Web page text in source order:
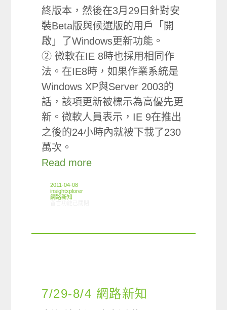
終版本，然後在3月29日針對安
裝Beta版與候選版的用戶「開
啟」了Windows更新功能。
② 微軟在IE 8時也採用相同作
法。在IE8時，如果作業系統是
Windows XP與Server 2003的
話，該項更新被標示為高優先更
新。微軟人員表示，IE 9在推出
之後的24小時內就被下載了230
萬次。
Read more
2011-04-08
insightxplorer
網路新知
7/29-8/4 網路新知